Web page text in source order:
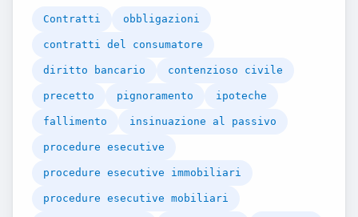
Contratti obbligazioni
contratti del consumatore
diritto bancario contenzioso civile
precetto pignoramento ipoteche
fallimento insinuazione al passivo
procedure esecutive
procedure esecutive immobiliari
procedure esecutive mobiliari